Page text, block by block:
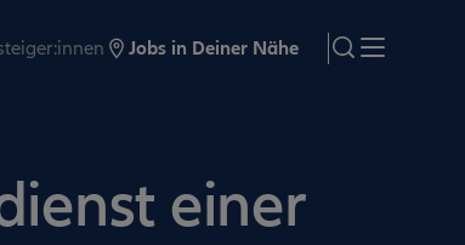
Jobs in Deiner Nähe search
einer